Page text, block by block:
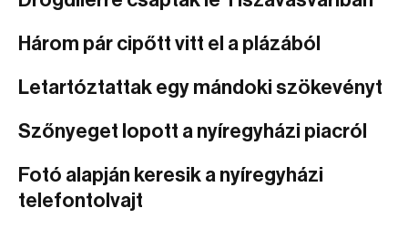
Három pár cipőtt vitt el a plázából
Letartóztattak egy mándoki szökevényt
Szőnyeget lopott a nyíregyházi piacról
Fotó alapján keresik a nyíregyházi
telefontolvajt